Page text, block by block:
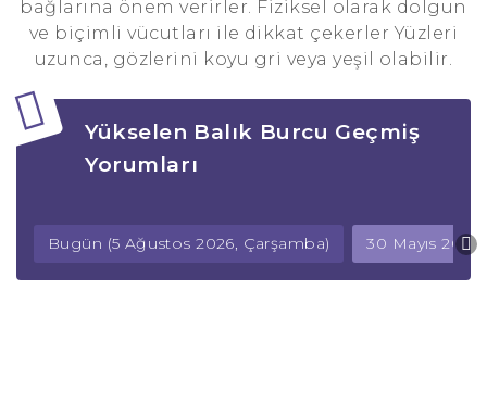
bağlarına önem verirler. Fiziksel olarak dolgun
ve biçimli vücutları ile dikkat çekerler Yüzleri
uzunca, gözlerini koyu gri veya yeşil olabilir.
Yükselen Balık Burcu Geçmiş
Yorumları
Bugün (5 Ağustos 2026, Çarşamba) 30 Mayıs